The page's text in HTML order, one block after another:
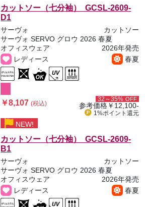
カットソー（七分袖） GCSL-2609-
D1
サーヴォ
カットソー
サーヴォ SERVO グロウ 2026 春夏
オフィスウェア
2026年発売
レディース
春夏
￥8,107(税込)
32～35% OFF
参考価格￥12,100-
1%ポイント 還元
NEW!
カットソー（七分袖） GCSL-2609-
B1
サーヴォ
カットソー
サーヴォ SERVO グロウ 2026 春夏
オフィスウェア
2026年発売
レディース
春夏